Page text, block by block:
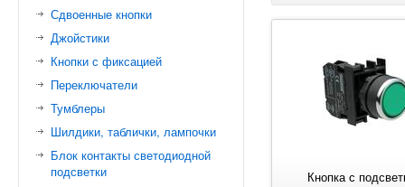
Сдвоенные кнопки
Джойстики
Кнопки с фиксацией
Переключатели
Тумблеры
Шилдики, таблички, лампочки
Блок контакты светодиодной
подсветки
Кнопка с